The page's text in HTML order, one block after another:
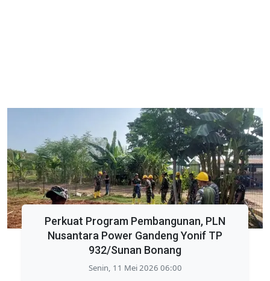
Perkuat Program Pembangunan, PLN
Nusantara Power Gandeng Yonif TP
932/Sunan Bonang
Senin, 11 Mei 2026 06:00